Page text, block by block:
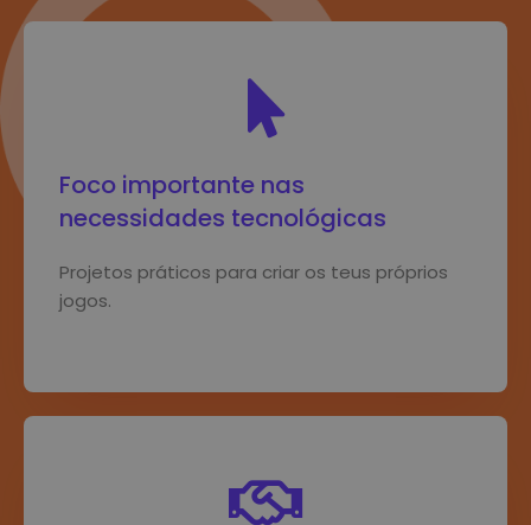
Foco importante nas
necessidades tecnológicas
Projetos práticos para criar os teus próprios
jogos.